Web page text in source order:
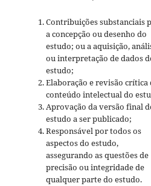
Contribuições substanciais
a concepção ou desenho do
estudo; ou a aquisição,
ou interpretação de dados
estudo;
Elaboração e revisão crítica
conteúdo intelectual do
Aprovação da versão final
estudo a ser publicado;
Responsável por todos os
aspectos do estudo,
assegurando as questões de
precisão ou integridade de
qualquer parte do estudo.